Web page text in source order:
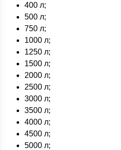
400 л;
500 л;
750 л;
1000 л;
1250 л;
1500 л;
2000 л;
2500 л;
3000 л;
3500 л;
4000 л;
4500 л;
5000 л;